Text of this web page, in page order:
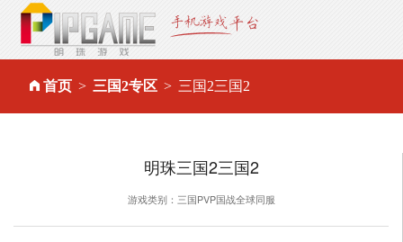
首页 三国2专区 三国2三国2
明珠三国2三国2
游戏类别：三国PVP国战全球同服